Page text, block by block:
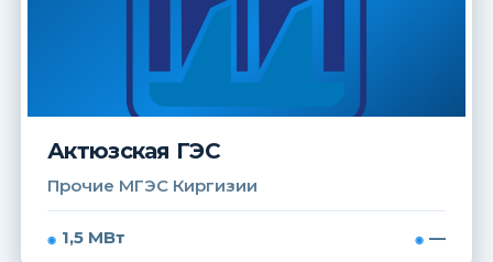
Актюзская ГЭС
Прочие МГЭС Киргизии
1,5 МВт —